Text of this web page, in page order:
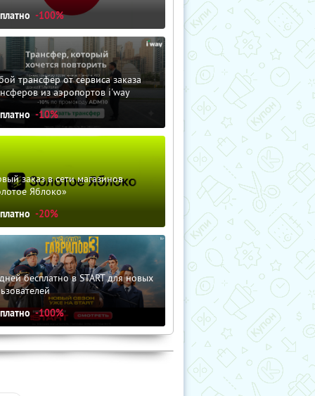
-100%
трансфер от сервиса заказа
из аэропортов i'way
-10%
заказ в сети магазинов
Яблоко»
-20%
бесплатно в START для новых
-100%